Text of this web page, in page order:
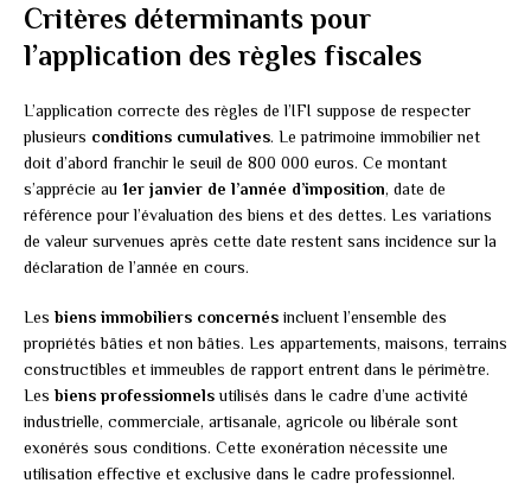
Critères déterminants pour
l’application des règles fiscales
L’application correcte des règles de l’IFI suppose de respecter
plusieurs conditions cumulatives. Le patrimoine immobilier net
doit d’abord franchir le seuil de 800 000 euros. Ce montant
s’apprécie au 1er janvier de l’année d’imposition, date de
référence pour l’évaluation des biens et des dettes. Les variations
de valeur survenues après cette date restent sans incidence sur la
déclaration de l’année en cours.
Lesbiens immobiliers concernés incluent l’ensemble des
propriétés bâties et non bâties. Les appartements, maisons, terrains
constructibles et immeubles de rapport entrent dans le périmètre.
Lesbiens professionnelsutilisés dans le cadre d’une activité
industrielle, commerciale, artisanale, agricole ou libérale sont
exonérés sous conditions. Cette exonération nécessite une
utilisation effective et exclusive dans le cadre professionnel.